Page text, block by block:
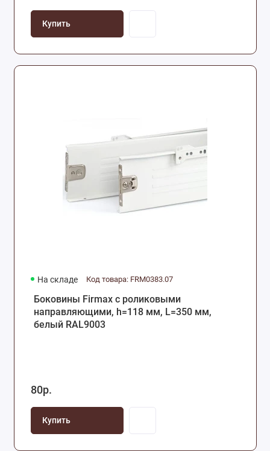
Купить
На складе Код товара: FRM0383.07
Боковины Firmax с роликовыми
направляющими, h=118 мм, L=350 мм,
белый RAL9003
80р.
Купить